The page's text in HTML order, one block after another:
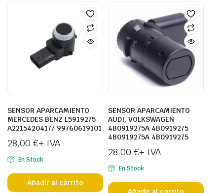
SENSOR APARCAMIENTO
MERCEDES BENZ L5919275
A22154204177 99760619101
28,00 €+ IVA
En Stock
Añadir al carrito
SENSOR APARCAMIENTO
AUDI, VOLKSWAGEN
4B0919275A 4B0919275
4B0919275A 4B0919275
28,00 €+ IVA
En Stock